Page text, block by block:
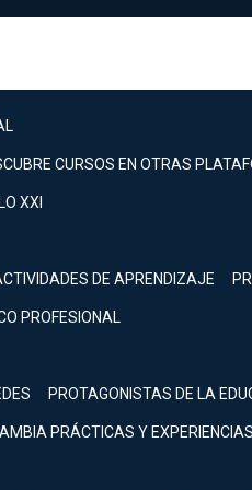
CURSOS EN OTRAS
XXI
DE APRENDIZAJE
PROFESIONAL
PROTAGONISTAS DE LA
PRÁCTICAS Y EXPERIENCIAS